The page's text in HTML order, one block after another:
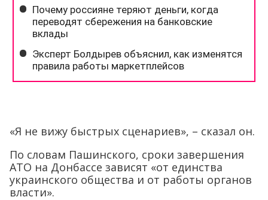
«Я не вижу быстрых сценариев», – сказал он.
По словам Пашинского, сроки завершения
АТО на Донбассе зависят «от единства
украинского общества и от работы органов
власти».